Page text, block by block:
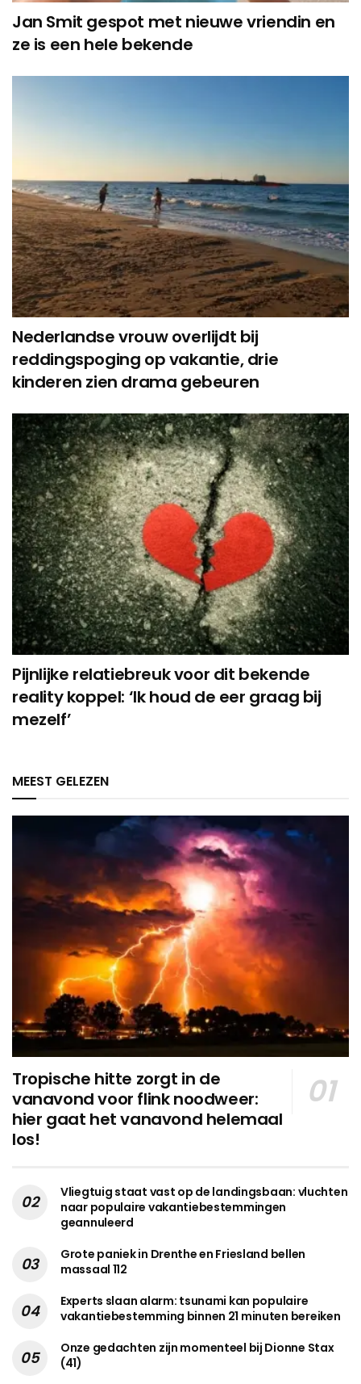
Jan Smit gespot met nieuwe vriendin en
ze is een hele bekende
Nederlandse vrouw overlijdt bij
reddingspoging op vakantie, drie
kinderen zien drama gebeuren
Pijnlijke relatiebreuk voor dit bekende
reality koppel: ‘Ik houd de eer graag bij
mezelf’
MEEST GELEZEN
Tropische hitte zorgt in de
vanavond voor flink noodweer:
hier gaat het vanavond helemaal
los!
Vliegtuig staat vast op de landingsbaan: vluchten
naar populaire vakantiebestemmingen
geannuleerd
Grote paniek in Drenthe en Friesland bellen
massaal 112
Experts slaan alarm: tsunami kan populaire
vakantiebestemming binnen 21 minuten bereiken
Onze gedachten zijn momenteel bij Dionne Stax
(41)